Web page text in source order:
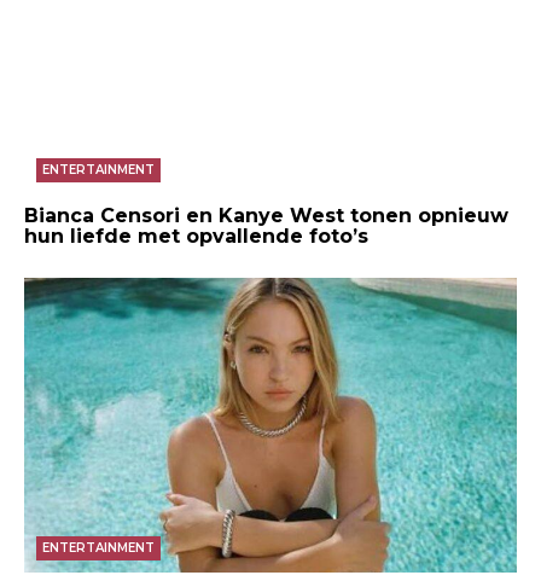
ENTERTAINMENT
Bianca Censori en Kanye West tonen opnieuw
hun liefde met opvallende foto’s
ENTERTAINMENT